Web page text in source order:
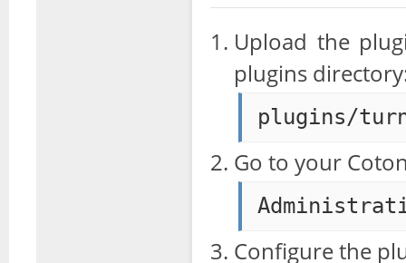
Upload the
plugins
plugins/
Go to your
Configure the